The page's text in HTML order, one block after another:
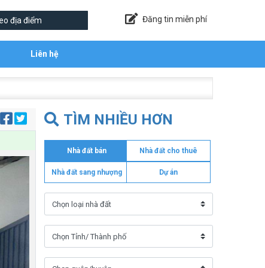
Đăng tin miễn phí
Liên hệ
TÌM NHIỀU HƠN
Nhà đất bán Nhà đất cho thuê
Nhà đất sang nhượng Dự án